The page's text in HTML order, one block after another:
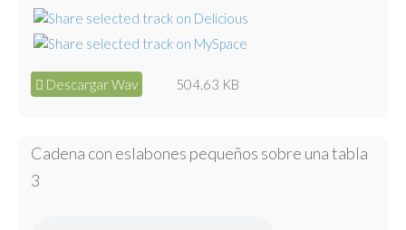
Descargar Wav 504.63 KB
Cadena con eslabones pequeños sobre una tabla
3